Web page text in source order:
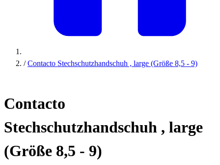
/ Contacto Stechschutzhandschuh , large (Größe 8,5 - 9)
Contacto
Stechschutzhandschuh , large
(Größe 8,5 - 9)